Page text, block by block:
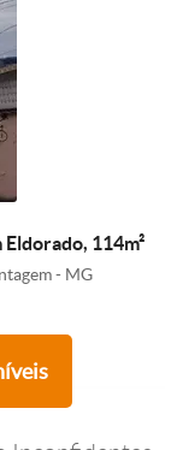
114m²
- MG